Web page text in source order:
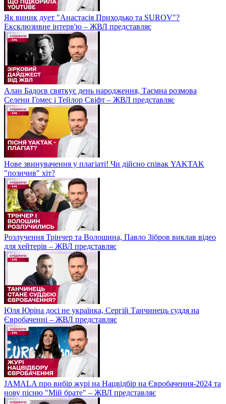
Як виник дует "Анастасія Приходько та SUROV"?
Ексклюзивне інтерв'ю – ЖВЛ представляє
Алан Бадоєв святкує день народження, Таємна розмова
Селени Гомес і Тейлор Свіфт – ЖВЛ представляє
Нове звинувачення у плагіаті! Чи дійсно співак YAKTAK
"позичив" хіт?
Розлучення Трінчер та Волошина, Павло Зібров виклав відео
для хейтерів – ЖВЛ представляє
Юля Юріна досі не українка, Сергій Танчинець суддя на
Євробаченні – ЖВЛ представляє
JAMALA про вибір журі на Нацвідбір на Євробачення-2024 та
нову пісню "Мій брате" – ЖВЛ представляє